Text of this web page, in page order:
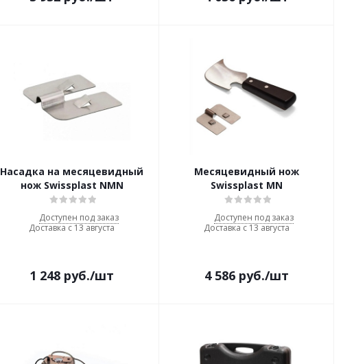
Насадка на месяцевидный
нож Swissplast NMN
Доступен под заказ
Доставка с 13 августа
1 248 руб./шт
Месяцевидный нож
Swissplast MN
Доступен под заказ
Доставка с 13 августа
4 586 руб./шт